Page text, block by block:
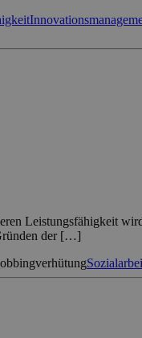
Leistungsfähigkeit
der […]